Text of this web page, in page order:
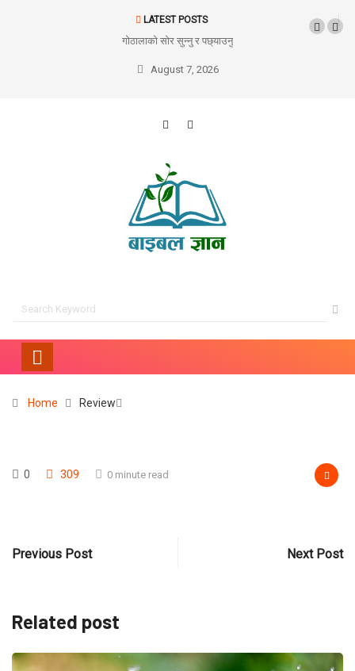
LATEST POSTS
गोठालाको सोर सुन्नु र पछ्याउनु
August 7, 2026
Home Review
0 309 0 minute read
Previous Post Next Post
Related post